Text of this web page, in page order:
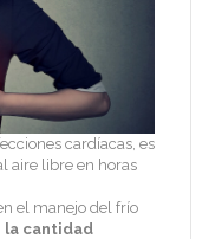
cardíacas, es
aire libre en horas
el manejo del frío
la cantidad